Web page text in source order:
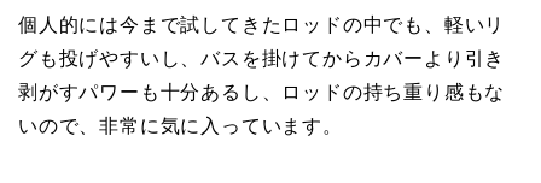
個人的には今まで試してきたロッドの中でも、軽いリ
グも投げやすいし、バスを掛けてからカバーより引き
剥がすパワーも十分あるし、ロッドの持ち重り感もな
いので、非常に気に入っています。